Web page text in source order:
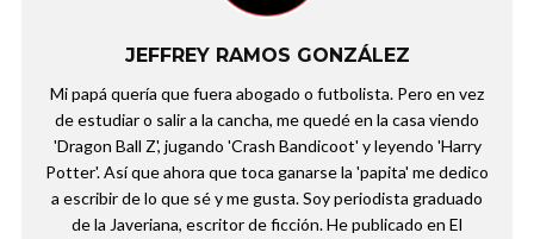
JEFFREY RAMOS GONZÁLEZ
Mi papá quería que fuera abogado o futbolista. Pero en vez
de estudiar o salir a la cancha, me quedé en la casa viendo
'Dragon Ball Z', jugando 'Crash Bandicoot' y leyendo 'Harry
Potter'. Así que ahora que toca ganarse la 'papita' me dedico
a escribir de lo que sé y me gusta. Soy periodista graduado
de la Javeriana, escritor de ficción. He publicado en El